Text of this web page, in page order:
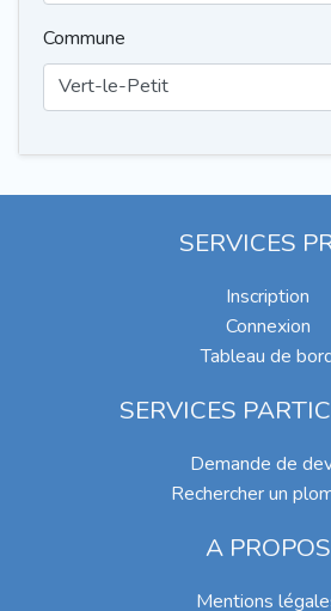
Commune
SERVICES
Inscription
Connexion
Tableau de
SERVICES
Demande de
Rechercher un
A PROPOS
Mentions